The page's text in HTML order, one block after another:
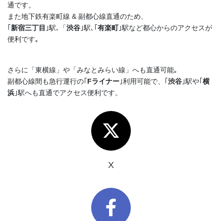
通です。
また地下鉄有楽町線 & 副都心線直通のため、
新宿三丁目 ｣駅､「渋谷 ｣駅､｢ 有楽町｣駅など都心からのアクセスが
便利です｡
さらに「東横線」や「みなとみらい線」へも直通可能｡
副都心線間も急行運行の｢ Fライナー ｣利用可能で、｢ 渋谷 ｣駅や｢ 横
浜 ｣駅へも直通でアクセス便利です。
X